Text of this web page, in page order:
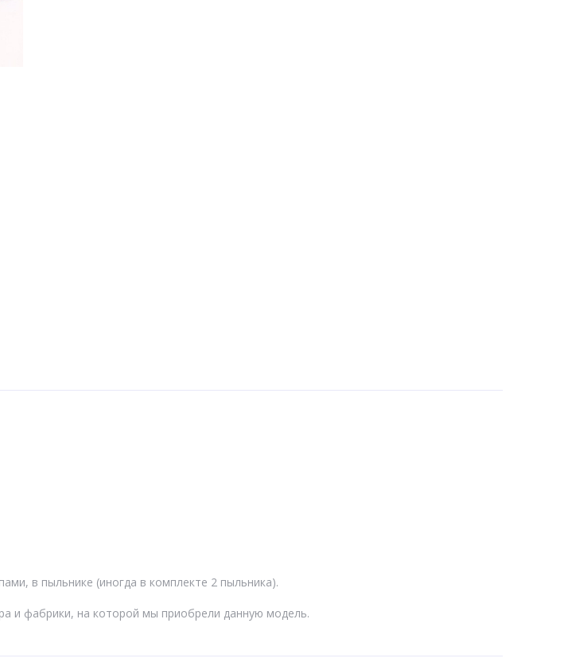
в пыльнике (иногда в комплекте 2 пыльника).
и фабрики, на которой мы приобрели данную модель.